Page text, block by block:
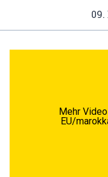
09.
Mehr
EU/